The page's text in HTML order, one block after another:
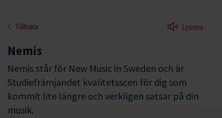
Tillbaka Lyssna
Nemis
Nemis står för New Music in Sweden och är
Studiefrämjandet kvalitetsscen för dig som
kommit lite längre och verkligen satsar på din
musik.